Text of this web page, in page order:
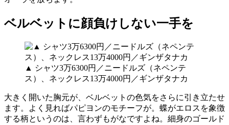
ベルベットに顔負けしない一手を
▲ シャツ3万6300円／ニードルズ（ネペンテ
ス）、ネックレス13万4000円／ギンザタナカ
大きく開いた胸元が、ベルベットの色気をさらに引き立たせ
ます。よく見ればパピヨンのモチーフが。蝶がエロスを象徴
する柄というのは、言わずもがなですよね。細身のゴールド